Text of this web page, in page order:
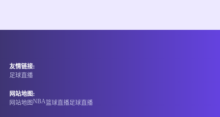
圣图尔登
友情链接:
足球直播
网站地图:
网站地图NBA篮球直播足球直播